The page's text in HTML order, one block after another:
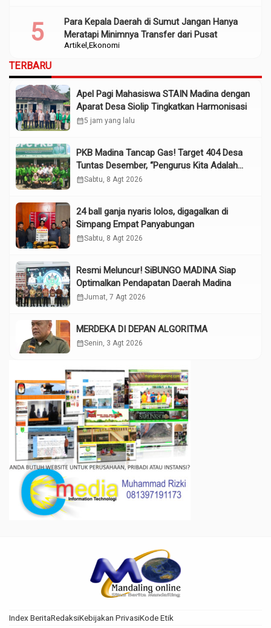
Artikel Ekonomi
Para Kepala Daerah di Sumut Jangan Hanya
Meratapi Minimnya Transfer dari Pusat
TERBARU
Apel Pagi Mahasiswa STAIN Madina dengan
Aparat Desa Siolip Tingkatkan Harmonisasi
calendar_month5 jam yang lalu
PKB Madina Tancap Gas! Target 404 Desa
Tuntas Desember, “Pengurus Kita Adalah
Tokoh”
calendar_monthSabtu, 8 Agt 2026
24 ball ganja nyaris lolos, digagalkan di
Simpang Empat Panyabungan
calendar_monthSabtu, 8 Agt 2026
Resmi Meluncur! SiBUNGO MADINA Siap
Optimalkan Pendapatan Daerah Madina
calendar_monthJumat, 7 Agt 2026
MERDEKA DI DEPAN ALGORITMA
calendar_monthSenin, 3 Agt 2026
Index BeritaRedaksiKebijakan PrivasiKode Etik